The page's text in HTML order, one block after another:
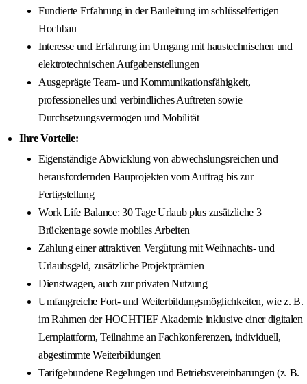
Fundierte Erfahrung in der Bauleitung im schlüsselfertigen
Hochbau
Interesse und Erfahrung im Umgang mit haustechnischen und
elektrotechnischen Aufgabenstellungen
Ausgeprägte Team- und Kommunikationsfähigkeit,
professionelles und verbindliches Auftreten sowie
Durchsetzungsvermögen und Mobilität
Ihre Vorteile:
Eigenständige Abwicklung von abwechslungsreichen und
herausfordernden Bauprojekten vom Auftrag bis zur
Fertigstellung
Work Life Balance: 30 Tage Urlaub plus zusätzliche 3
Brückentage sowie mobiles Arbeiten
Zahlung einer attraktiven Vergütung mit Weihnachts- und
Urlaubsgeld, zusätzliche Projektprämien
Dienstwagen, auch zur privaten Nutzung
Umfangreiche Fort- und Weiterbildungsmöglichkeiten, wie z. B.
im Rahmen der HOCHTIEF Akademie inklusive einer digitalen
Lernplattform, Teilnahme an Fachkonferenzen, individuell,
abgestimmte Weiterbildungen
Tarifgebundene Regelungen und Betriebsvereinbarungen (z. B.